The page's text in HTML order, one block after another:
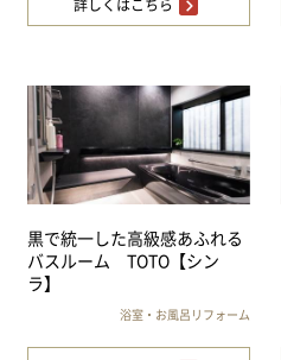
詳しくはこちら
黒で統一した高級感あふれる
バスルーム TOTO【シン
ラ】
浴室・お風呂リフォーム